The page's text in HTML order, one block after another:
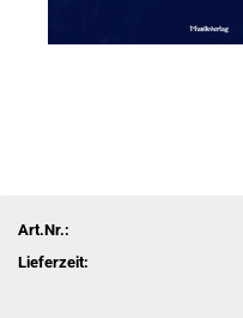
Art.Nr.:
Lieferzeit: